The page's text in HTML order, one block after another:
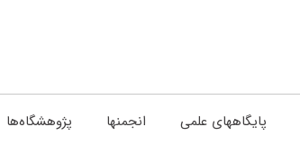
پایگاههای علمی انجمنها پژوهشگاه‌ها